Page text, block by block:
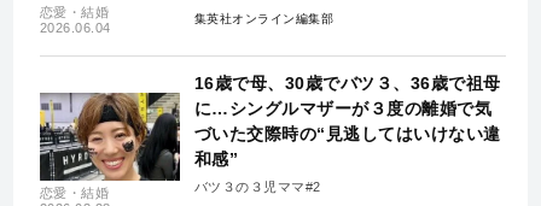
恋愛・結婚
2026.06.04
集英社オンライン編集部
恋愛・結婚
16歳で母、30歳でバツ３、36歳で祖母
に…シングルマザーが３度の離婚で気
づいた交際時の“見逃してはいけない違
和感”
バツ３の３児ママ#2